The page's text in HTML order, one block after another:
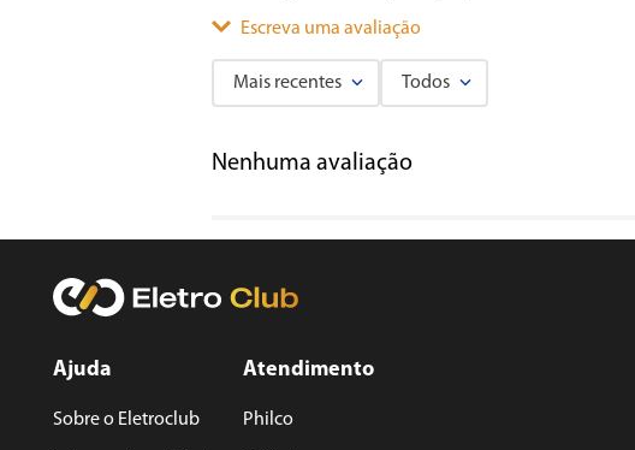
Escreva uma avaliação
Título
★★
Mais recentes Todos
Nenhuma avaliação
Ajuda
Sobre o Eletroclub
Atendimento
Philco